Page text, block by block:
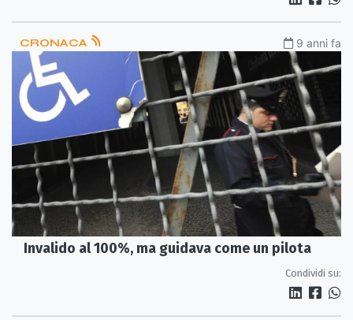
CRONACA 9 anni fa
Invalido al 100%, ma guidava come un pilota
Condividi su: